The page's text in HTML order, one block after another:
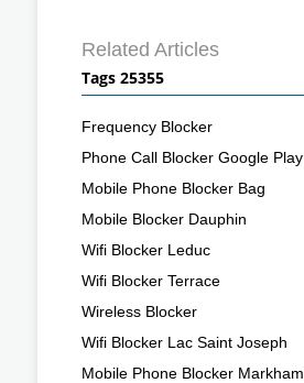
Related Articles
Tags 25355
Frequency Blocker
Phone Call Blocker Google Play
Mobile Phone Blocker Bag
Mobile Blocker Dauphin
Wifi Blocker Leduc
Wifi Blocker Terrace
Wireless Blocker
Wifi Blocker Lac Saint Joseph
Mobile Phone Blocker Markham